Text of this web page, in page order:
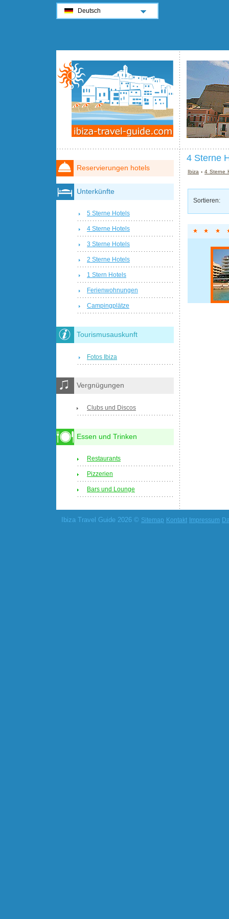
4 Sterne
Ibiza ›4 Sterne
Sortieren:
Reservierungen hotels
Unterkünfte
5 Sterne Hotels
4 Sterne Hotels
3 Sterne Hotels
2 Sterne Hotels
1 Stern Hotels
Ferienwohnungen
Campingplätze
Tourismusauskunft
Fotos Ibiza
Vergnügungen
Clubs und Discos
Essen und Trinken
Restaurants
Pizzerien
Bars und Lounge
Ibiza Travel Guide 2026 © Sitemap Kontakt Impressum
Deutsch